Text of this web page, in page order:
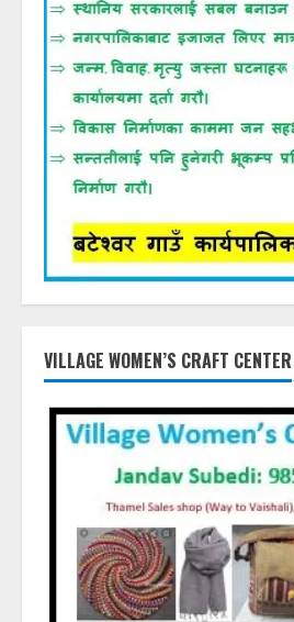
VILLAGE WOMEN’S CRAFT CENTER